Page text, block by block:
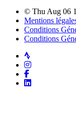
© Thu Aug 06
Mentions
Conditions
Conditions
Strava
Instagram
Facebook